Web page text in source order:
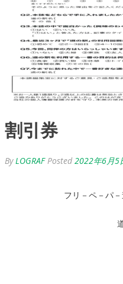
割引券
ByLOGRAF Posted 2022年6月5
フリ－ペ－パ